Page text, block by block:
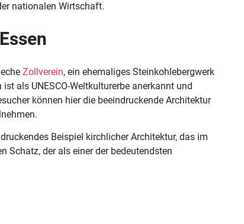
nationalen Wirtschaft.
Zollverein, ein ehemaliges Steinkohlebergwerk
als UNESCO-Weltkulturerbe anerkannt und
können hier die beeindruckende Architektur
Beispiel kirchlicher Architektur, das im
Schatz, der als einer der bedeutendsten